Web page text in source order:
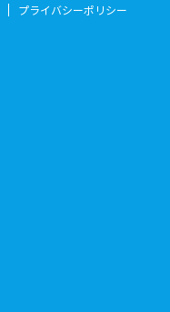
プライバシーポリシー